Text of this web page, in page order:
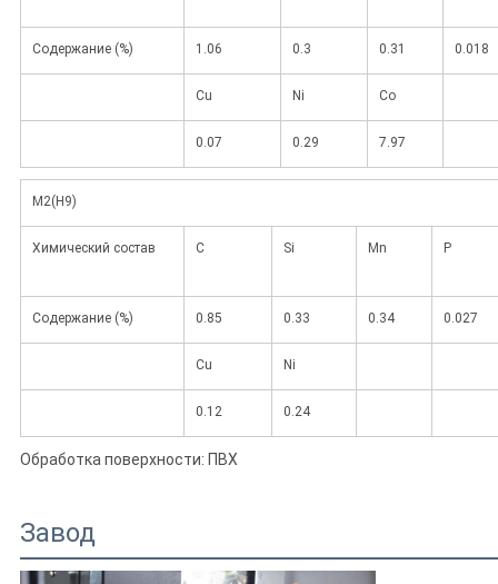
Содержание (%) 1.06 0.3 0.31 0.018
Cu Ni Co
0.07 0.29 7.97
M2(H9)
Химический состав C Si Mn P
Содержание (%) 0.85 0.33 0.34 0.027
Cu Ni
0.12 0.24
Обработка поверхности: ПВХ
Завод